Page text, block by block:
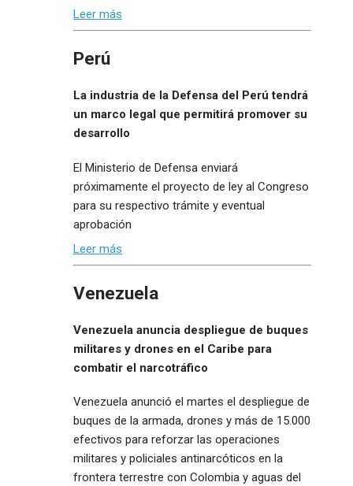
Leer más
Perú
La industria de la Defensa del Perú tendrá
un marco legal que permitirá promover su
desarrollo
El Ministerio de Defensa enviará
próximamente el proyecto de ley al Congreso
para su respectivo trámite y eventual
aprobación
Leer más
Venezuela
Venezuela anuncia despliegue de buques
militares y drones en el Caribe para
combatir el narcotráfico
Venezuela anunció el martes el despliegue de
buques de la armada, drones y más de 15.000
efectivos para reforzar las operaciones
militares y policiales antinarcóticos en la
frontera terrestre con Colombia y aguas del